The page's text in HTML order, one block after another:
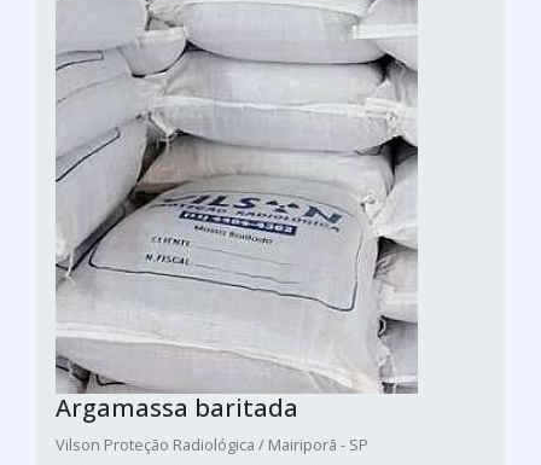
Argamassa baritada
Vilson Proteção Radiológica / Mairiporã - SP